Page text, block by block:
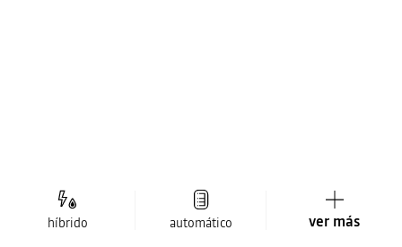
híbrido automático ver más